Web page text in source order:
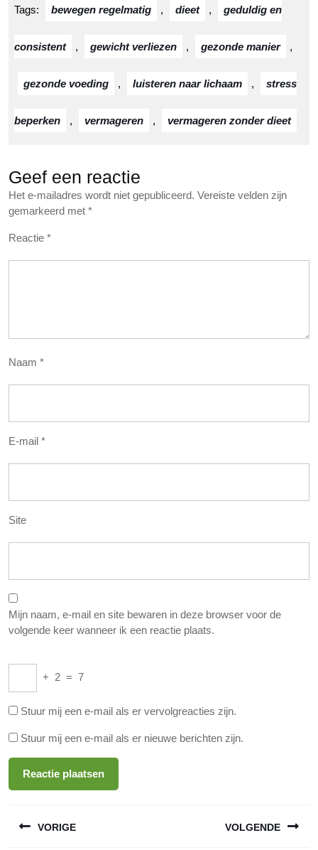
Tags: bewegen regelmatig , dieet , geduldig en
consistent , gewicht verliezen , gezonde manier ,
gezonde voeding , luisteren naar lichaam , stress
beperken , vermageren , vermageren zonder dieet
Geef een reactie
Het e-mailadres wordt niet gepubliceerd. Vereiste velden zijn
gemarkeerd met *
Reactie *
Naam *
E-mail *
Site
Mijn naam, e-mail en site bewaren in deze browser voor de
volgende keer wanneer ik een reactie plaats.
+ 2 = 7
Stuur mij een e-mail als er vervolgreacties zijn.
Stuur mij een e-mail als er nieuwe berichten zijn.
VORIGE VOLGENDE